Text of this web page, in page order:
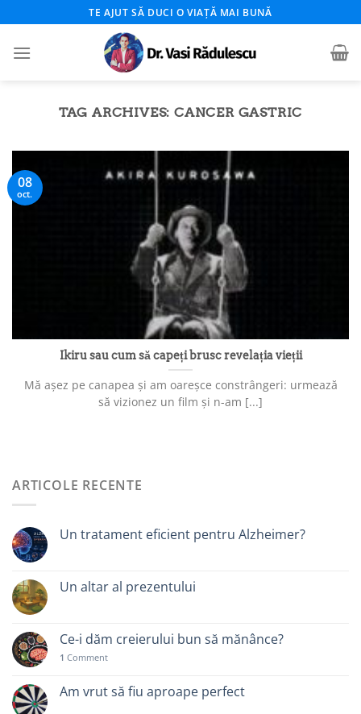
to
content
TE AJUT SĂ DUCI O VIAȚĂ MAI BUNĂ
TAG ARCHIVES: CANCER GASTRIC
Ikiru sau cum să capeți brusc revelația vieții
Mă așez pe canapea și am oareșce constrângeri: urmează
să vizionez un film și n-am [...]
08
oct.
ARTICOLE RECENTE
Un tratament eficient pentru Alzheimer?
Un altar al prezentului
Ce-i dăm creierului bun să mănânce?
1 Comment
Am vrut să fiu aproape perfect